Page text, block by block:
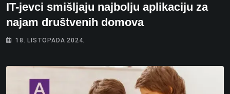
IT-jevci smišljaju najbolju aplikaciju za
najam društvenih domova
18. LISTOPADA 2024.